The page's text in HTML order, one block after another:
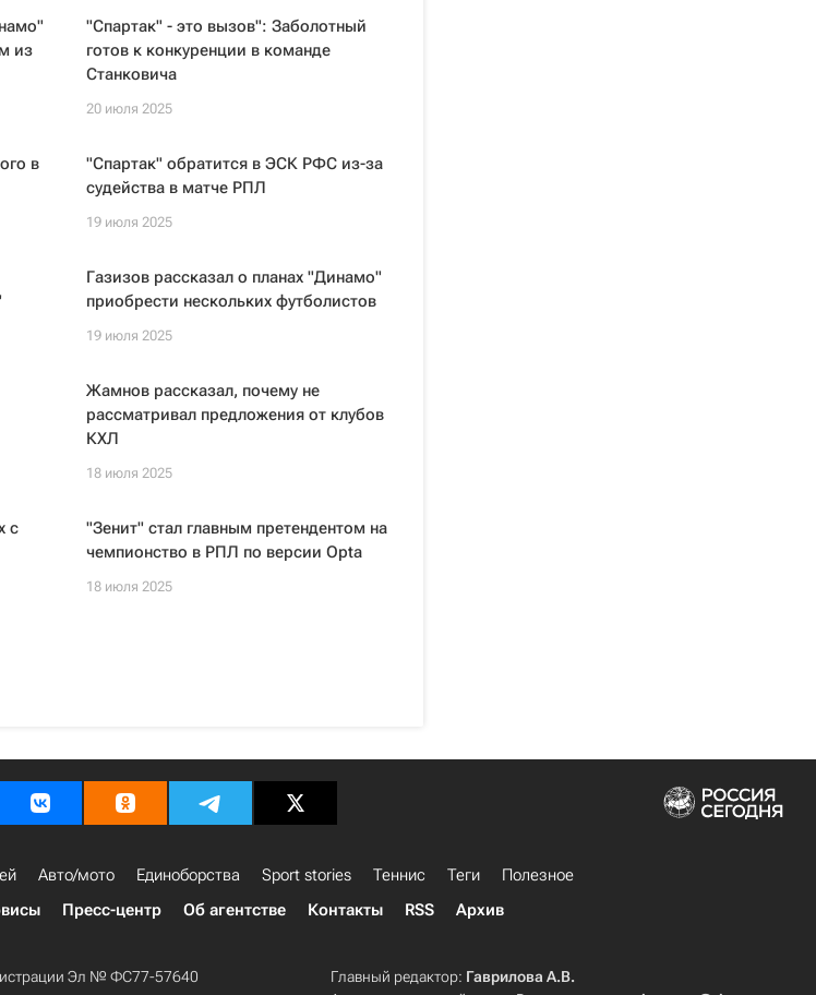
из
"Спартак" - это вызов": Заболотный
готов к конкуренции в команде
Станковича
20 июля 2025
в
"Спартак" обратится в ЭСК РФС из-за
судейства в матче РПЛ
19 июля 2025
Газизов рассказал о планах "Динамо"
приобрести нескольких футболистов
19 июля 2025
Жамнов рассказал, почему не
рассматривал предложения от клубов
КХЛ
18 июля 2025
с
"Зенит" стал главным претендентом на
чемпионство в РПЛ по версии Opta
18 июля 2025
Авто/мото Единоборства Sport stories Теннис Теги
Полезное
Пресс-центр Об агентстве Контакты RSS Архив
Эл № ФС77-57640
Главный редактор: Гаврилова А.В.